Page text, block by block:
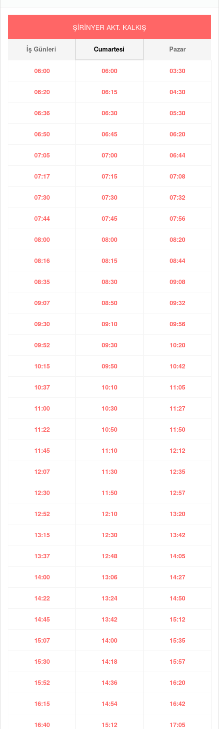
ŞİRİNYER AKT. KALKIŞ
İş Günleri Cumartesi Pazar
06:00 06:00 03:30
06:20 06:15 04:30
06:36 06:30 05:30
06:50 06:45 06:20
07:05 07:00 06:44
07:17 07:15 07:08
07:30 07:30 07:32
07:44 07:45 07:56
08:00 08:00 08:20
08:16 08:15 08:44
08:35 08:30 09:08
09:07 08:50 09:32
09:30 09:10 09:56
09:52 09:30 10:20
10:15 09:50 10:42
10:37 10:10 11:05
11:00 10:30 11:27
11:22 10:50 11:50
11:45 11:10 12:12
12:07 11:30 12:35
12:30 11:50 12:57
12:52 12:10 13:20
13:15 12:30 13:42
13:37 12:48 14:05
14:00 13:06 14:27
14:22 13:24 14:50
14:45 13:42 15:12
15:07 14:00 15:35
15:30 14:18 15:57
15:52 14:36 16:20
16:15 14:54 16:42
16:40 15:12 17:05